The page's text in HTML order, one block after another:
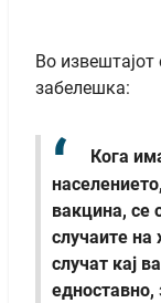
Во
забелешка:
Кога
вакцина, се
случаите на
случат кај